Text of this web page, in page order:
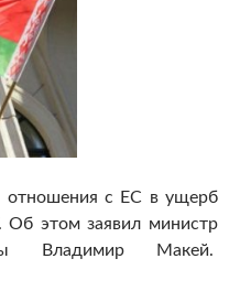
отношения с ЕС в ущерб
этом заявил министр
Владимир Макей.
портить отношения с